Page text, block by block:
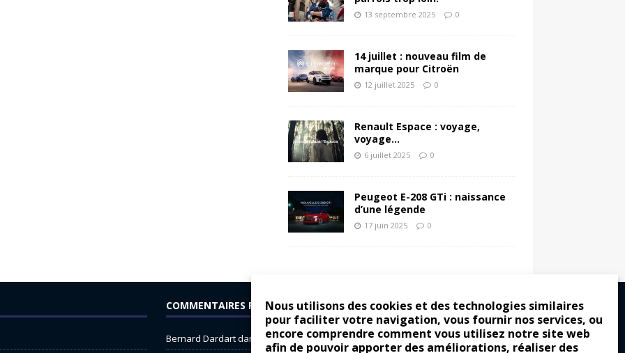
Nous utilisons des cookies et des technologies similaires
pour faciliter votre navigation, vous fournir nos services, ou
encore comprendre comment vous utilisez notre site web
afin de pouvoir apporter des améliorations, réaliser des
13 septembre 2025 0
14 juillet : nouveau film de
marque pour Citroën
12 juillet 2025 0
Renault Espace : voyage,
voyage…
6 juillet 2025 0
Peugeot E-208 GTi : naissance
d’une légende
17 juin 2025 0
COMMENTAIRES RÉCENTS
Bernard Dardartdans Dacia Sandero : pour les gens vrais